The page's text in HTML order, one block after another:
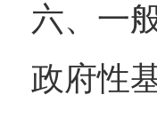
六、一
政府性